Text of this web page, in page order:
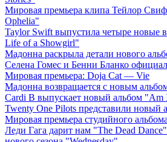
Мировая премьера клипа Тейлор
Ophelia"
Taylor Swift выпустила четыре новые
Life of a Showgirl"
Мадонна раскрыла детали нового
Селена Гомес и Бенни Бланко
Мировая премьера: Doja Cat — Vie
Мадонна возвращается с новым
Cardi B выпускает новый альбом "Am
Twenty One Pilots представили новый
Мировая премьера студийного
Леди Гага дарит нам "The Dead